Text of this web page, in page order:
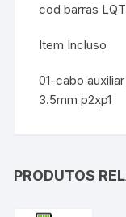
cod barras
Item Incluso
01-cabo
3.5mm p2xp1
PRODUTOS